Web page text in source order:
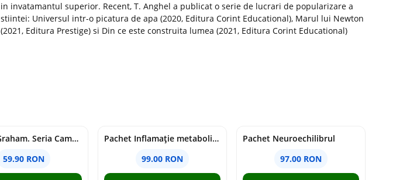
in invatamantul superior. Recent, T. Anghel a publicat o serie de lucrari de popularizare a
stiintei: Universul intr-o picatura de apa (2020, Editura Corint Educational), Marul lui Newton
(2021, Editura Prestige) si Din ce este construita lumea (2021, Editura Corint Educational)
Efectul Graham. Seria Campus Diaries Vol.1
59.90 RON
Pachet Inflamație metabolism și creier
99.00 RON
Pachet Neuroechilibrul
97.00 RON